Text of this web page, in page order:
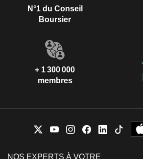
N°1 du Conseil
Boursier
+ 1 300 000
membres
NOS EXPERTS À VOTRE